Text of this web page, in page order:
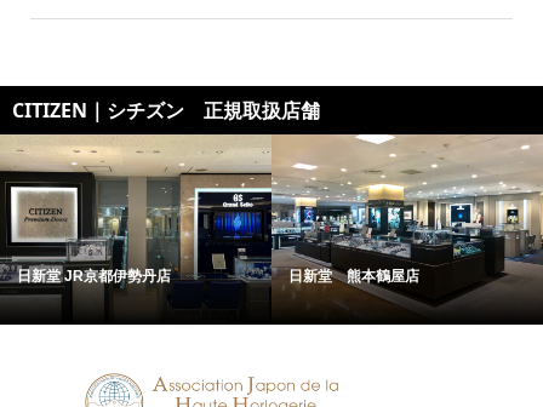
CITIZEN｜シチズン 正規取扱店舗
日新堂 JR京都伊勢丹店 日新堂 熊本鶴屋店